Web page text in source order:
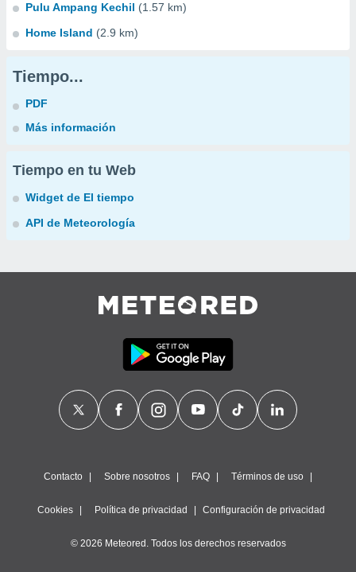
Pulu Ampang Kechil (1.57 km)
Home Island (2.9 km)
Tiempo...
PDF
Más información
Tiempo en tu Web
Widget de El tiempo
API de Meteorología
Contacto Sobre nosotros FAQ Términos de uso
Cookies Política de privacidad Configuración de privacidad
© 2026 Meteored. Todos los derechos reservados